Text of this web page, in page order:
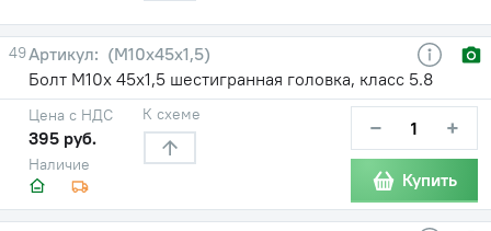
49
(М10х45х1,5)
Болт М10х 45х1,5 шестигранная головка, класс 5.8
Наличие
Цена с НДС
395 руб.
К схеме − +
Купить